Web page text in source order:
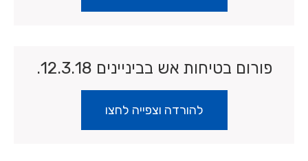
פורום בטיחות אש בביניינים 12.3.18.
להורדה וצפייה לחצו